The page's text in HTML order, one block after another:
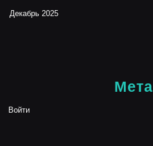
Декабрь 2025
Мета
Войти